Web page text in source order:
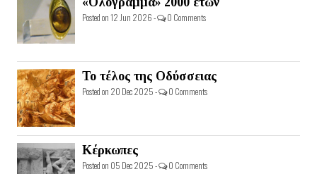
Posted on 12 Jun 2026 - 0 Comments
Το τέλος της Οδύσσειας
Posted on 20 Dec 2025 - 0 Comments
Κέρκωπες
Posted on 05 Dec 2025 - 0 Comments